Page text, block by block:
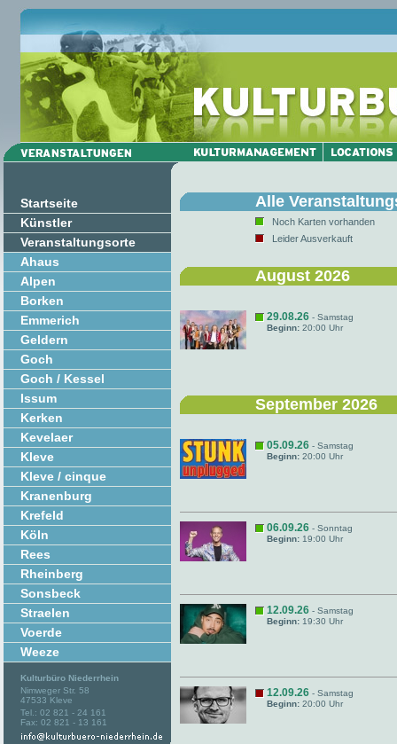
Startseite
Künstler
Veranstaltungsorte
Ahaus
Alpen
Borken
Emmerich
Geldern
Goch
Goch / Kessel
Issum
Kerken
Kevelaer
Kleve
Kleve / cinque
Kranenburg
Krefeld
Köln
Rees
Rheinberg
Sonsbeck
Straelen
Voerde
Weeze
Kulturbüro Niederrhein
Nimweger Str. 58
47533 Kleve
Tel.: 02 821 - 24 161
Fax: 02 821 - 13 161
Alle
Noch Karten vorhanden
Leider Ausverkauft
August 2026
29.08.26 - Samstag
Beginn: 20:00 Uhr
September 2026
05.09.26 - Samstag
Beginn: 20:00 Uhr
06.09.26 - Sonntag
Beginn: 19:00 Uhr
12.09.26 - Samstag
Beginn: 19:30 Uhr
12.09.26 - Samstag
Beginn: 20:00 Uhr